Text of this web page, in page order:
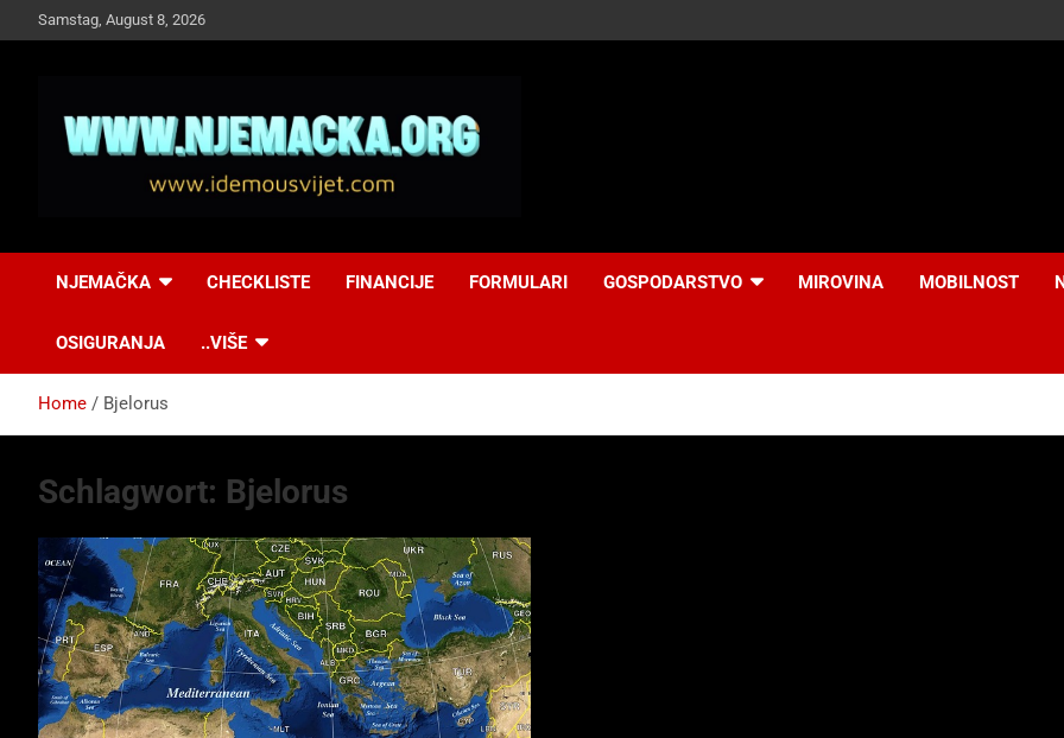
to
Samstag, August 8, 2026
Idemo u Svijet-
NJEMAČKA CHECKLISTE FINANCIJE FORMULARI GOSPODARSTVO MIROVINA MOBILNOST
OSIGURANJA ..VIŠE
Home Bjelorus
Schlagwort: Bjelorus